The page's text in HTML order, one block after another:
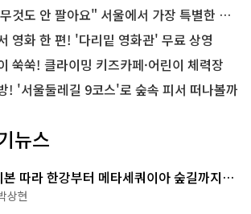
안 팔아요" 서울에서 가장 특별한 편의점의 정체
영화 한 편! '다리밑 영화관' 무료 상영
쑥쑥! 클라이밍 키즈카페·어린이 체력장
! '서울둘레길 9코스'로 숲속 피서 떠나볼까
뉴스
본 따라 한강부터 메타세쿼이아 숲길까지…
15코스
상현